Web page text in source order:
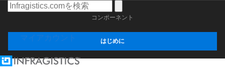
マイアカウント
コンポーネント
はじめに